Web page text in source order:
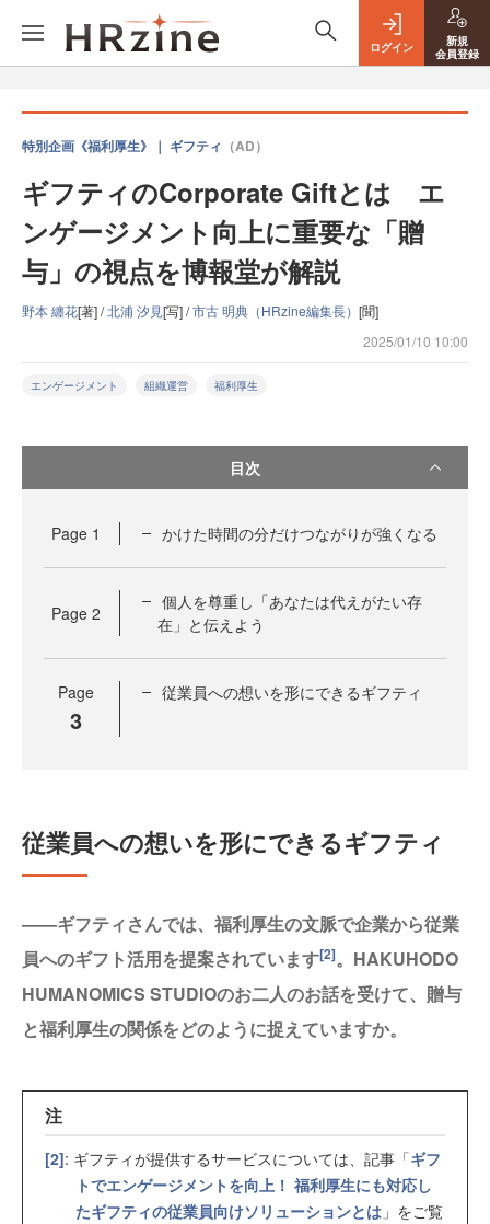
ログイン
新規
会員登録
特別企画《福利厚生》｜ ギフティ （AD）
ギフティのCorporate Giftとは エ
ンゲージメント向上に重要な「贈
与」の視点を博報堂が解説
野本 纏花[著] /北浦 汐見[写] /市古 明典（HRzine編集長） [聞]
2025/01/10 10:00
エンゲージメント 組織運営 福利厚生
目次
Page 1 かけた時間の分だけつながりが強くなる
Page 2
個人を尊重し「あなたは代えがたい存
在」と伝えよう
Page
3
従業員への想いを形にできるギフティ
従業員への想いを形にできるギフティ
——ギフティさんでは、福利厚生の文脈で企業から従業
員へのギフト活用を提案されています[2]。HAKUHODO
HUMANOMICS STUDIOのお二人のお話を受けて、贈与
と福利厚生の関係をどのように捉えていますか。
注
[2]: ギフティが提供するサービスについては、記事「ギフ
トでエンゲージメントを向上！ 福利厚生にも対応し
たギフティの従業員向けソリューションとは」をご覧